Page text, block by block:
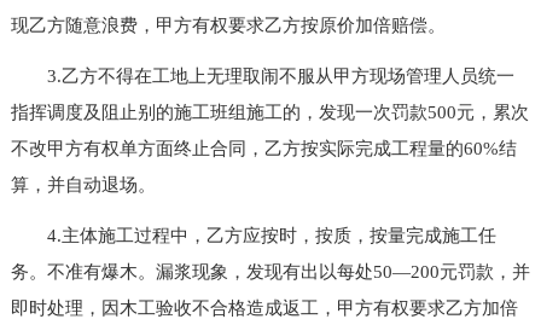
现乙方随意浪费，甲方有权要求乙方按原价加倍赔偿。
3.乙方不得在工地上无理取闹不服从甲方现场管理人员统一
指挥调度及阻止别的施工班组施工的，发现一次罚款500元，累次
不改甲方有权单方面终止合同，乙方按实际完成工程量的60%结
算，并自动退场。
4.主体施工过程中，乙方应按时，按质，按量完成施工任
务。不准有爆木。漏浆现象，发现有出以每处50—200元罚款，并
即时处理，因木工验收不合格造成返工，甲方有权要求乙方加倍